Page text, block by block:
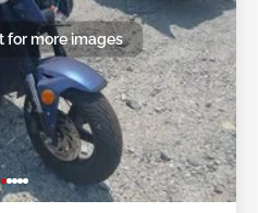
for more images